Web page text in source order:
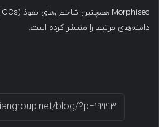
دامنه‌های مرتبط را منتشر کرده است.